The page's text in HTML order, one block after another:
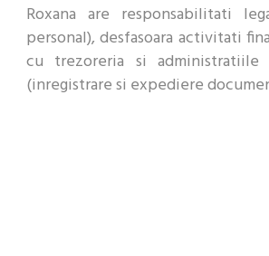
Roxana are responsabilitati
personal), desfasoara activitati
cu trezoreria si administratiile
(inregistrare si expediere